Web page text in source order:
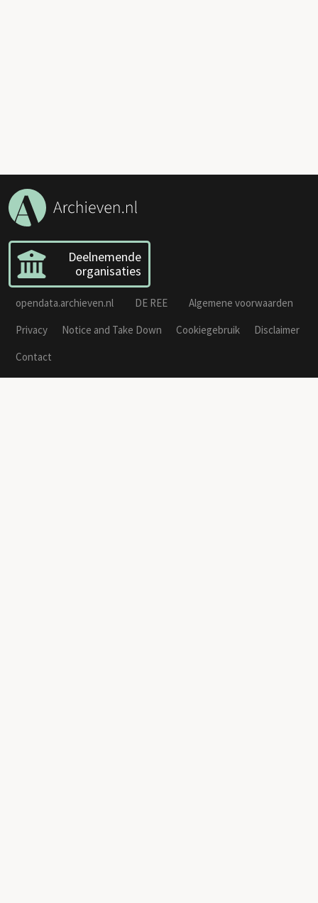
Deelnemende
organisaties
opendata.archieven.nl DE REE
Algemene voorwaarden
Privacy
Notice and Take Down Cookiegebruik
Disclaimer
Contact